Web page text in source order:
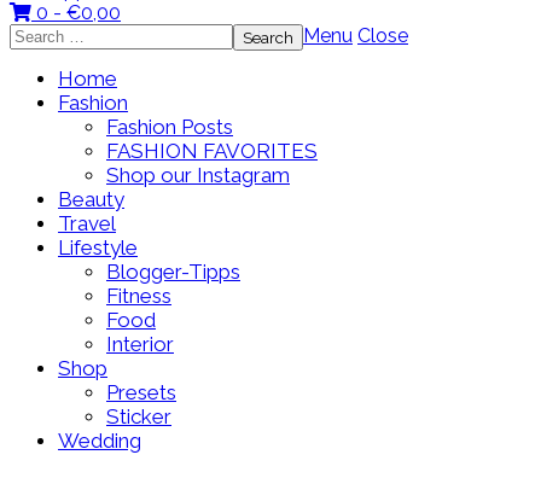
0 - €0,00
Search
for:
Menu Close
Home
Fashion
Fashion Posts
FASHION FAVORITES
Shop our Instagram
Beauty
Travel
Lifestyle
Blogger-Tipps
Fitness
Food
Interior
Shop
Presets
Sticker
Wedding